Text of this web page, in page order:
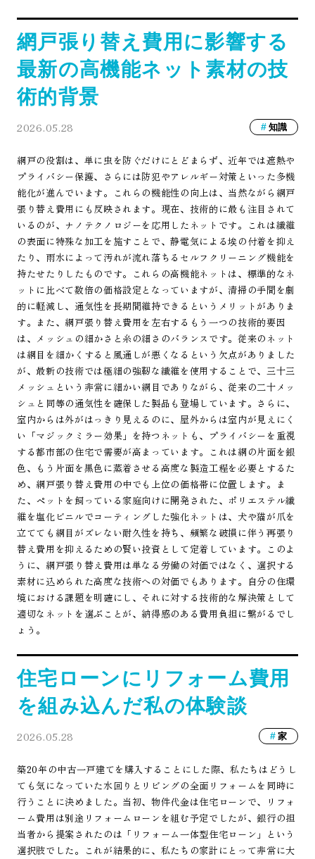
網戸張り替え費用に影響する
最新の高機能ネット素材の技
術的背景
2026.05.28 知識
網戸の役割は、単に虫を防ぐだけにとどまらず、近年では遮熱や
プライバシー保護、さらには防犯やアレルギー対策といった多機
能化が進んでいます。これらの機能性の向上は、当然ながら網戸
張り替え費用にも反映されます。現在、技術的に最も注目されて
いるのが、ナノテクノロジーを応用したネットです。これは繊維
の表面に特殊な加工を施すことで、静電気による埃の付着を抑え
たり、雨水によって汚れが流れ落ちるセルフクリーニング機能を
持たせたりしたものです。これらの高機能ネットは、標準的なネ
ットに比べて数倍の価格設定となっていますが、清掃の手間を劇
的に軽減し、通気性を長期間維持できるというメリットがありま
す。また、網戸張り替え費用を左右するもう一つの技術的要因
は、メッシュの細かさと糸の細さのバランスです。従来のネット
は網目を細かくすると風通しが悪くなるという欠点がありました
が、最新の技術では極細の強靭な繊維を使用することで、三十三
メッシュという非常に細かい網目でありながら、従来の二十メッ
シュと同等の通気性を確保した製品も登場しています。さらに、
室内からは外がはっきり見えるのに、屋外からは室内が見えにく
い「マジックミラー効果」を持つネットも、プライバシーを重視
する都市部の住宅で需要が高まっています。これは網の片面を銀
色、もう片面を黒色に蒸着させる高度な製造工程を必要とするた
め、網戸張り替え費用の中でも上位の価格帯に位置します。ま
た、ペットを飼っている家庭向けに開発された、ポリエステル繊
維を塩化ビニルでコーティングした強化ネットは、犬や猫が爪を
立てても網目がズレない耐久性を持ち、頻繁な破損に伴う再張り
替え費用を抑えるための賢い投資として定着しています。このよ
うに、網戸張り替え費用は単なる労働の対価ではなく、選択する
素材に込められた高度な技術への対価でもあります。自分の住環
境における課題を明確にし、それに対する技術的な解決策として
適切なネットを選ぶことが、納得感のある費用負担に繋がるでし
ょう。
住宅ローンにリフォーム費用
を組み込んだ私の体験談
2026.05.28 家
築20年の中古一戸建てを購入することにした際、私たちはどうし
ても気になっていた水回りとリビングの全面リフォームを同時に
行うことに決めました。当初、物件代金は住宅ローンで、リフォ
ーム費用は別途リフォームローンを組む予定でしたが、銀行の担
当者から提案されたのは「リフォーム一体型住宅ローン」という
選択肢でした。これが結果的に、私たちの家計にとって非常に大